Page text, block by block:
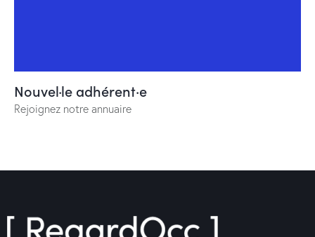
Nouvel·le adhérent·e
Rejoignez notre annuaire